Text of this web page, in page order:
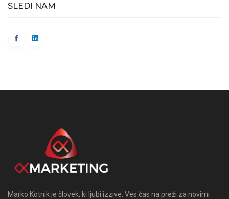
SLEDI NAM
Marko Kotnik je človek, ki ljubi izzive. Ves čas na preži za novimi